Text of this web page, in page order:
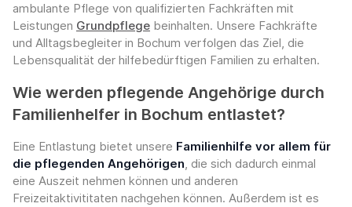
ambulante Pflege von qualifizierten Fachkräften mit
Leistungen Grundpflege beinhalten. Unsere Fachkräfte
und Alltagsbegleiter in Bochum verfolgen das Ziel, die
Lebensqualität der hilfebedürftigen Familien zu erhalten.
Wie werden pflegende Angehörige durch
Familienhelfer in Bochum entlastet?
Eine Entlastung bietet unsere Familienhilfe vor allem für
die pflegenden Angehörigen, die sich dadurch einmal
eine Auszeit nehmen können und anderen
Freizeitaktivititaten nachgehen können. Außerdem ist es